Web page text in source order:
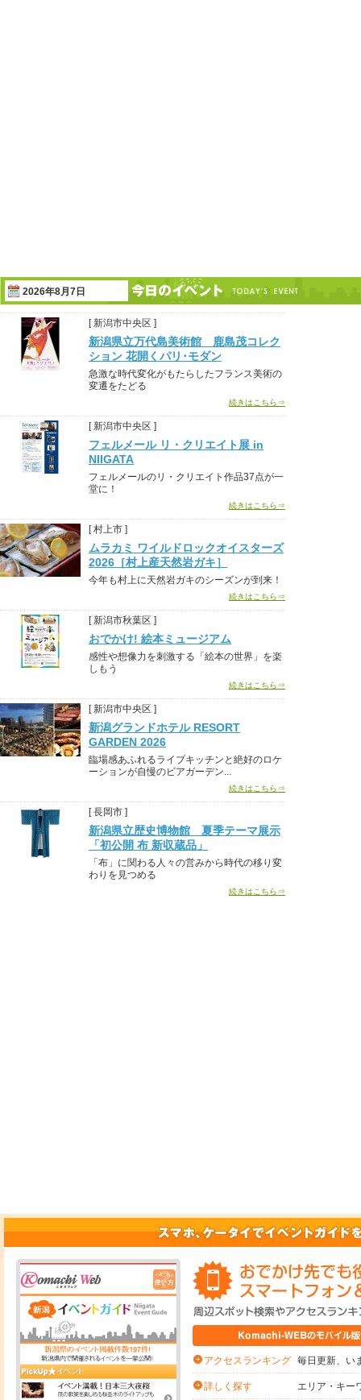
2026年8月7日
[ 新潟市中央区 ]
新潟県立万代島美術館 鹿島茂コレク
ション 花開くパリ･モダン
急激な時代変化がもたらしたフランス美術の
変遷をたどる
続きはこちら⇒
[ 新潟市中央区 ]
フェルメール リ・クリエイト展 in
NIIGATA
フェルメールのリ・クリエイト作品37点が一
堂に！
続きはこちら⇒
[ 村上市 ]
ムラカミ ワイルドロックオイスターズ
2026［村上産天然岩ガキ］
今年も村上に天然岩ガキのシーズンが到来！
続きはこちら⇒
[ 新潟市秋葉区 ]
おでかけ! 絵本ミュージアム
感性や想像力を刺激する「絵本の世界」を楽
しもう
続きはこちら⇒
[ 新潟市中央区 ]
新潟グランドホテル RESORT
GARDEN 2026
臨場感あふれるライブキッチンと絶好のロケ
ーションが自慢のビアガーデン...
続きはこちら⇒
[ 長岡市 ]
新潟県立歴史博物館 夏季テーマ展示
「初公開 布 新収蔵品」
「布」に関わる人々の営みから時代の移り変
わりを見つめる
続きはこちら⇒
アクセスランキング 毎日更新、い
詳しく探す エリア・キー